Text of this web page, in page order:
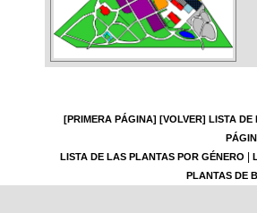
[PRIMERA PÁGINA] [VOLVER] LISTA DE
LISTA DE LAS PLANTAS POR GÉNERO
PLANTAS DE